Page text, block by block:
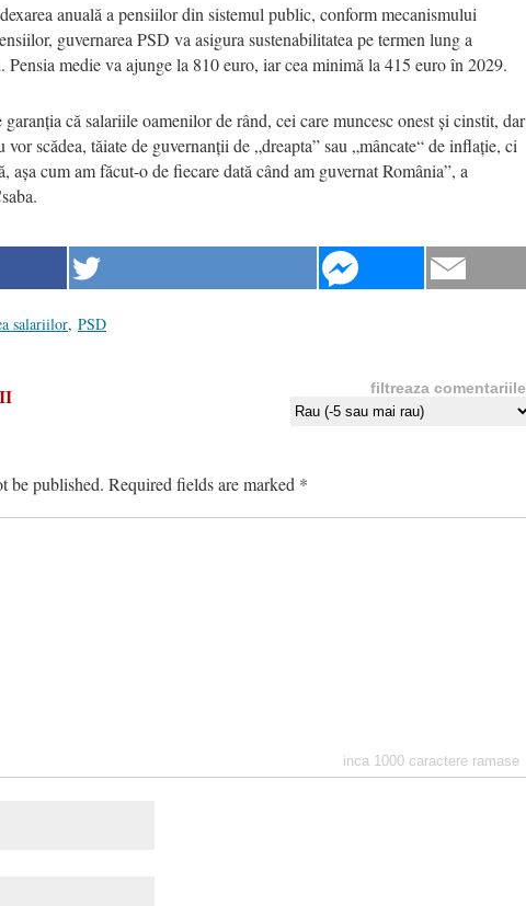
anuală a pensiilor din sistemul public, conform mecanismului
guvernarea PSD va asigura sustenabilitatea pe termen lung a
medie va ajunge la 810 euro, iar cea minimă la 415 euro în 2029.
garanția că salariile oamenilor de rând, cei care muncesc onest și cinstit, dar
scădea, tăiate de guvernanții de „dreapta” sau „mâncate“ de inflație, ci
așa cum am făcut-o de fiecare dată când am guvernat România”, a
salariilor, PSD
filtreaza comentariile
be published. Required fields are marked *
inca 1000 caractere ramase